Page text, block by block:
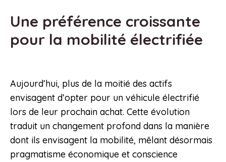
Une préférence croissante
pour la mobilité électrifiée
Aujourd’hui, plus de la moitié des actifs
envisagent d’opter pour un véhicule électrifié
lors de leur prochain achat. Cette évolution
traduit un changement profond dans la manière
dont ils envisagent la mobilité, mêlant désormais
pragmatisme économique et conscience